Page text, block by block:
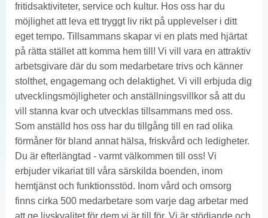
fritidsaktiviteter, service och kultur. Hos oss har du
möjlighet att leva ett tryggt liv rikt på upplevelser i ditt
eget tempo. Tillsammans skapar vi en plats med hjärtat
på rätta stället att komma hem till! Vi vill vara en attraktiv
arbetsgivare där du som medarbetare trivs och känner
stolthet, engagemang och delaktighet. Vi vill erbjuda dig
utvecklingsmöjligheter och anställningsvillkor så att du
vill stanna kvar och utvecklas tillsammans med oss.
Som anställd hos oss har du tillgång till en rad olika
förmåner för bland annat hälsa, friskvård och ledigheter.
Du är efterlängtad - varmt välkommen till oss! Vi
erbjuder vikariat till våra särskilda boenden, inom
hemtjänst och funktionsstöd. Inom vård och omsorg
finns cirka 500 medarbetare som varje dag arbetar med
att ge livskvalitet för dem vi är till för. Vi är stödjande och